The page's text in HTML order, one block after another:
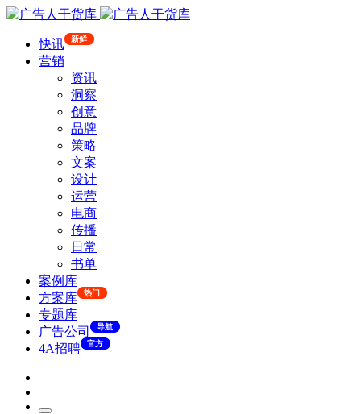
快讯 新鲜
营销
资讯
洞察
创意
品牌
策略
文案
设计
运营
电商
传播
日常
书单
案例库
方案库
热门
专题库
广告公司
导航
4A招聘 官方